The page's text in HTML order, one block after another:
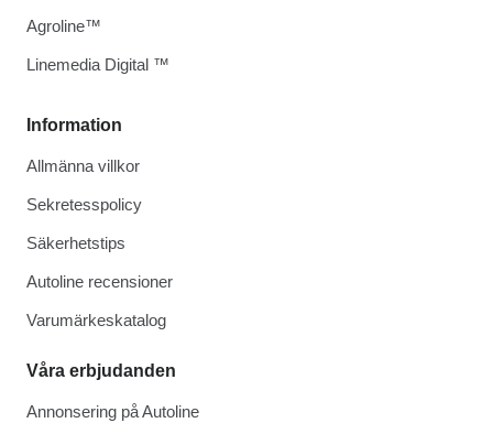
Information
Allmänna villkor
Sekretesspolicy
Säkerhetstips
Autoline recensioner
Varumärkeskatalog
Våra erbjudanden
Annonsering på Autoline
Agroline™
Linemedia Digital ™